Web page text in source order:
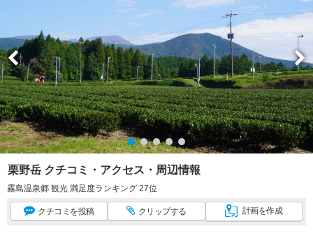
栗野岳 クチコミ・アクセス・周辺情報
霧島温泉郷 観光 満足度ランキング 27位
クチコミ を投稿 クリップする 計画を作成